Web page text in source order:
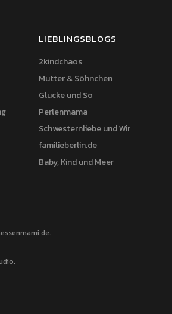
LIEBLINGSBLOGS
2kindchaos
Mutter & Söhnchen
Glucke und So
Perlenmama
Schwesternliebe und Wir
familieberlin.de
Baby, Kind und Meer